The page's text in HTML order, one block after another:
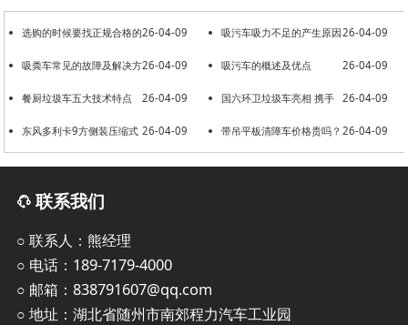
26-04-09
选购的时候要找正规合格的
洒水车厂家
26-04-09
吸污车吸力不足的产生原因
26-04-09
吸粪车常见的故障及解决方
法
26-04-09
吸污车的概述及优点
26-04-09
餐厨垃圾车五大技术特点 26-04-09
国六环卫垃圾车亮相 携手
共建美好环境
26-04-09
东风多利卡9方侧装压缩式 26-04-09
带吊平板清障车价格贵吗？
联系我们
○ 联系人：熊经理
○ 电话：189-7179-4000
○ 邮箱：838791607@qq.com
○ 地址：湖北省随州市南郊程力汽车工业园